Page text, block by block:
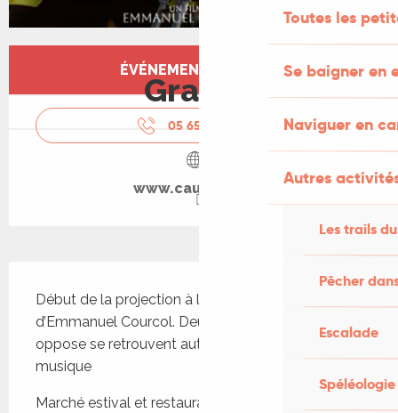
Toutes les
Se baigner en
Naviguer en
Autres
Les trails
Pêcher
Escalade
Spéléologie
Ouverture et coordonnées
ÉVÉNEMENT TERMINÉ
Gratuit
05 65 38 06
www.cauvaldor.fr
Début de la projection à la tombée de la nuit. Film
d’Emmanuel Courcol. Deux frères que tout
oppose se retrouvent autour de l’amour de la
musique
Marché estival et restauration avant la séance